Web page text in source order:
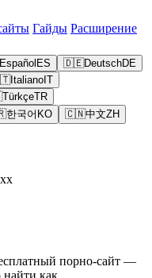
Гайды Расширение
Español ES 🇩🇪DeutschDE
Italiano IT
TürkçeTR
한국어 KO 🇨🇳中文ZH
порно-сайт —
как